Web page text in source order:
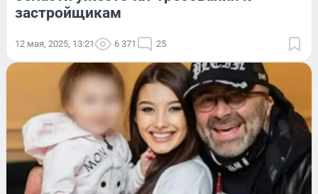
застройщикам
12 мая, 2025, 13:21 6 371 25